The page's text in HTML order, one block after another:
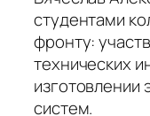
студентами
фронту:
технических
изготовлении
систем.